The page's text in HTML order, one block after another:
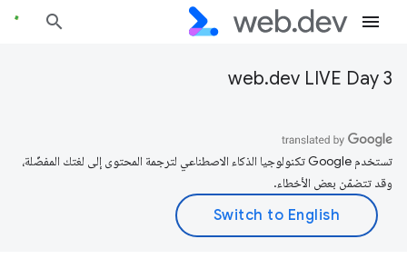
web.dev LIVE Day 3
تستخدم Google تكنولوجيا الذكاء الاصطناعي لترجمة المحتوى إلى لغتك المفضّلة،
وقد تتضمّن بعض الأخطاء.